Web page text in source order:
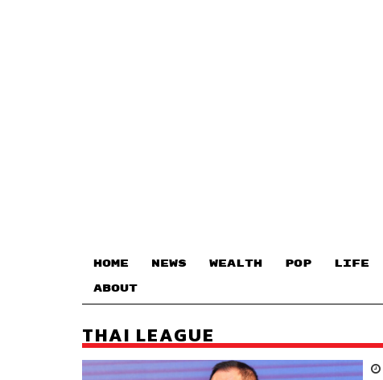
HOME NEWS WEALTH POP LIFE
ABOUT
THAI LEAGUE